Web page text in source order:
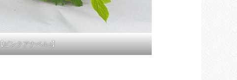
【ピンクアナベル」】